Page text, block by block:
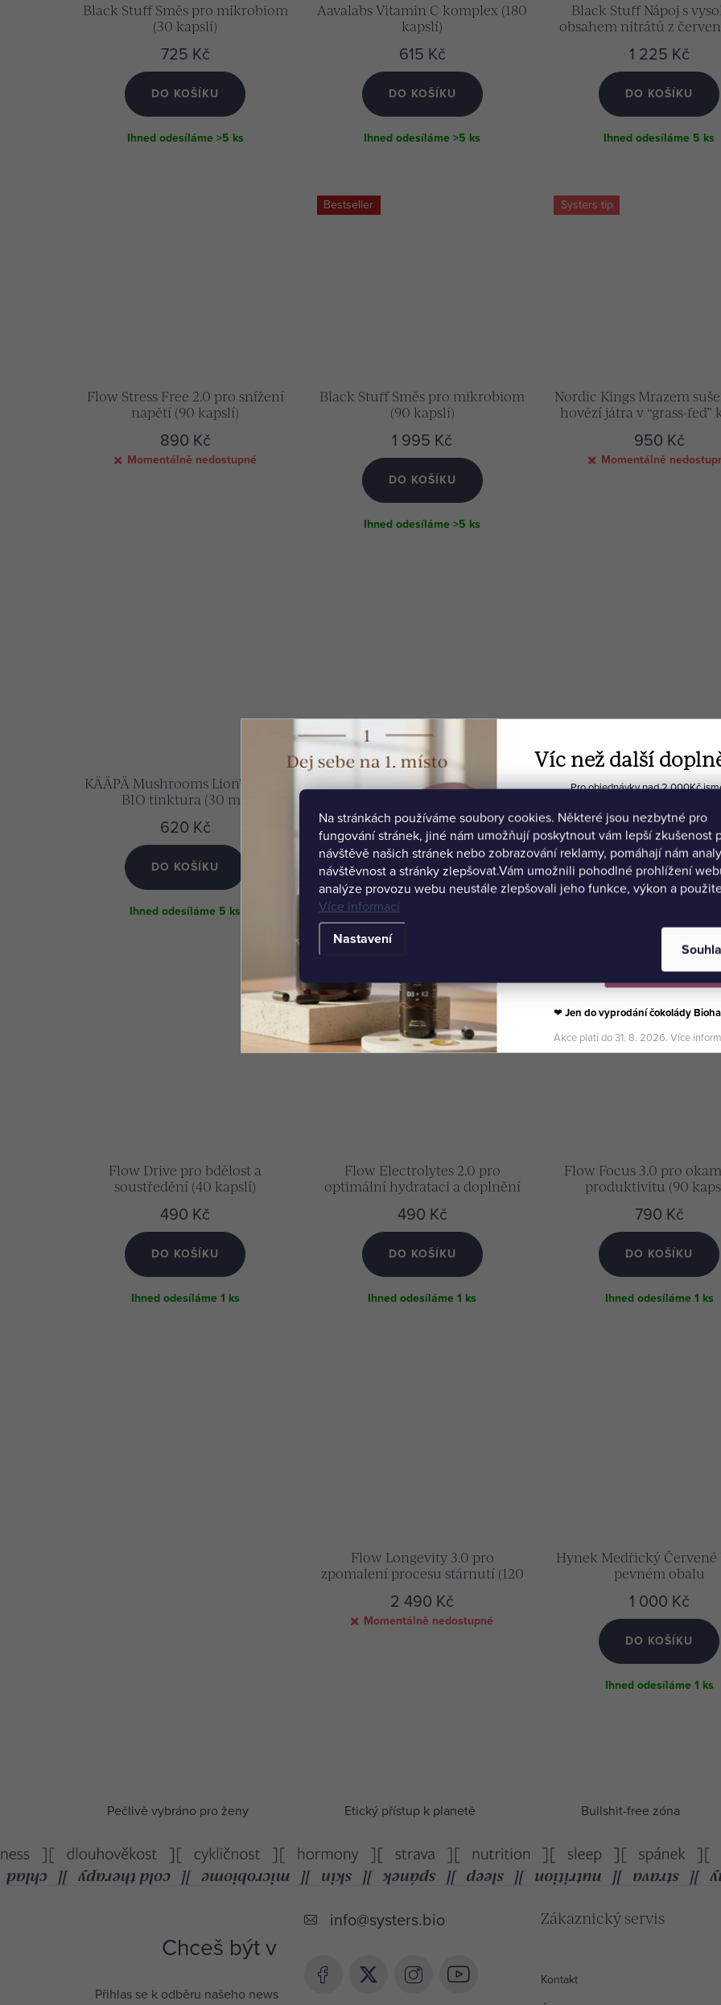
Na stránkách používáme soubory cookies. Některé jsou nezbytné pro
fungování stránek, jiné nám umožňují poskytnout vám lepší zkušenost
návštěvě našich stránek nebo zobrazování reklamy, pomáhají nám
návštěvnost a stránky zlepšovat.Vám umožnili pohodlné prohlížení
analýze provozu webu neustále zlepšovali jeho funkce, výkon a
Více informací
Nastavení
Black Stuff Směs pro mikrobiom
(30 kapslí)
725 Kč
DO KOŠÍKU
Ihned odesíláme>5 ks
Aavalabs Vitamin C komplex (180
kapslí)
615 Kč
DO KOŠÍKU
Ihned odesíláme>5 ks
Black Stuff Nápoj s
obsahem nitrátů z
1 225 Kč
DO KOŠÍKU
Ihned odesíláme 5 ks
Flow Stress Free 2.0 pro snížení
napětí (90 kapslí)
890 Kč
Momentálně nedostupné
Bestseller
Black Stuff Směs pro mikrobiom
(90 kapslí)
1 995 Kč
DO KOŠÍKU
Ihned odesíláme>5 ks
Systers tip
Nordic Kings Mrazem
hovězí játra v “grass-fed”
950 Kč
Momentálně
KÄÄPÄ Mushrooms Lion's mane
BIO tinktura (30 ml)
620 Kč
DO KOŠÍKU
Ihned odesíláme 5 ks
Aavalabs Kreatin monohydrát
599 Kč
Momentálně nedostupné
Anima Mundi
g)
1 090 Kč
Momentálně
Flow Drive pro bdělost a
soustředění (40 kapslí)
490 Kč
DO KOŠÍKU
Ihned odesíláme1 ks
Flow Electrolytes 2.0 pro
optimální hydrataci a doplnění
490 Kč
DO KOŠÍKU
Ihned odesíláme1 ks
Flow Focus 3.0 pro
produktivitu (90
790 Kč
DO KOŠÍKU
Ihned odesíláme1 ks
Flow Longevity 3.0 pro
zpomalení procesu stárnutí (120
2 490 Kč
Momentálně nedostupné
Hynek Medřický Červené
pevném obalu
1 000 Kč
DO KOŠÍKU
Ihned odesíláme1 ks
l
á
Pečlivě vybráno pro ženy Etický přístup k planetě Bullshit-free zóna
Z
Chceš být v obraze a získat 10% slevu?
Přihlas se k odběru našeho newsletteru a měj přístup k inspiraci, novinkám a tipům ze světa
info@systers.bio Zákaznický servis
Kontakt
Víc než další
Pro objednávky nad 2 000Kč
💻 Ochutnávku Akademie
Vybrat své produkty
❤Jen do vyprodání čokolády
Akce platí do 31. 8. 2026. Více